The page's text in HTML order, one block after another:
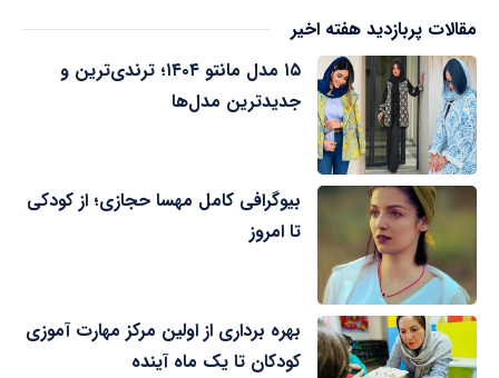
مقالات پربازدید هفته اخیر
۱۵ مدل مانتو ۱۴۰۴؛ ترندی‌ترین و
جدیدترین مدل‌ها
بیوگرافی کامل مهسا حجازی؛ از کودکی
تا امروز
بهره برداری از اولین مرکز مهارت آموزی
کودکان تا یک ماه آینده